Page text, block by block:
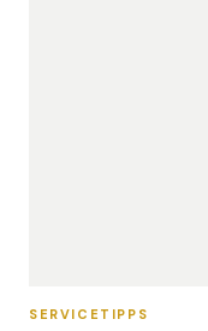
SERVICETIPPS